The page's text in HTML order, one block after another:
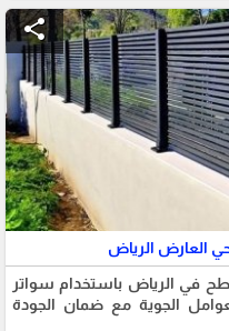
share
العارض الرياض
في الرياض باستخدام سواتر
الجوية مع ضمان الجودة